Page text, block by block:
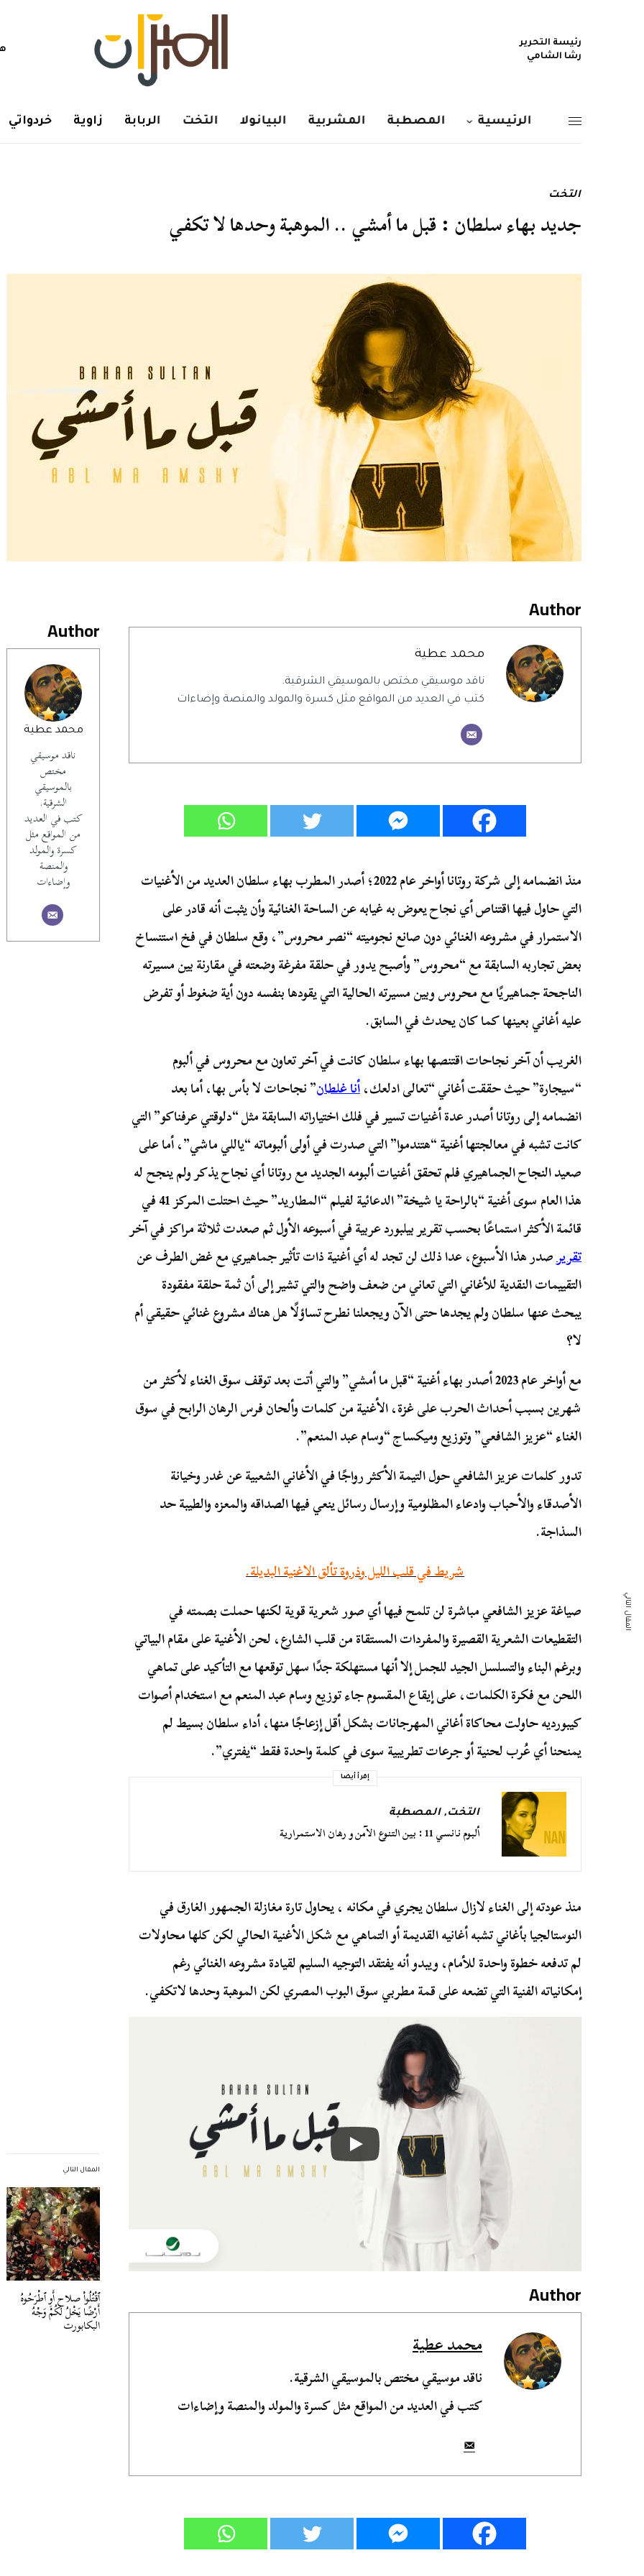
رئيسة التحرير
رشا الشامي
الرئيسية المصطبة المشربية البيانولا التخت الربابة زاوية خردواتي
التخت
جديد بهاء سلطان : قبل ما أمشي .. الموهبة وحدها لا تكفي
Author
محمد عطية
ناقد موسيقي
مختص
بالموسيقي
الشرقية.
كتب في العديد
من المواقع مثل
كسرة والمولد
والمنصة
وإضاءات
المقال التالي
ٱقْتُلُواْ صلاح أَوِ ٱطْرَحُوهُ
أَرْضًا يَخْلُ لَكُمْ وَجْهُ
البكابورت
Author
محمد عطية
ناقد موسيقي مختص بالموسيقي الشرقية.
كتب في العديد من المواقع مثل كسرة والمولد والمنصة وإضاءات
منذ انضمامه إلى شركة روتانا أواخر عام 2022؛ أصدر المطرب بهاء سلطان العديد من الأغنيات
التي حاول فيها اقتناص أي نجاح يعوض به غيابه عن الساحة الغنائية وأن يثبت أنه قادر على
الاستمرار في مشروعه الغنائي دون صانع نجوميته “نصر محروس”، وقع سلطان في فخ استنساخ
بعض تجاربه السابقة مع “محروس” وأصبح يدور في حلقة مفرغة وضعته في مقارنة بين مسيرته
الناجحة جماهيريًا مع محروس وبين مسيرته الحالية التي يقودها بنفسه دون أية ضغوط أو تفرض
عليه أغاني بعينها كما كان يحدث في السابق.
الغريب أن آخر نجاحات اقتنصها بهاء سلطان كانت في آخر تعاون مع محروس في ألبوم
“سيجارة” حيث حققت أغاني “تعالى ادلعك،أنا غلطان” نجاحات لا بأس بها، أما بعد
انضمامه إلى روتانا أصدر عدة أغنيات تسير في فلك اختياراته السابقة مثل “دلوقتي عرفناكو” التي
كانت تشبه في معالجتها أغنية “هتندموا” التي صدرت في أولى ألبوماته “ياللي ماشي”، أما على
صعيد النجاح الجماهيري فلم تحقق أغنيات ألبومه الجديد مع روتانا أي نجاح يذكر ولم ينجح له
هذا العام سوى أغنية “بالراحة يا شيخة” الدعائية لفيلم “المطاريد” حيث احتلت المركز 41 في
قائمة الأكثر استماعًا بحسب تقرير بيلبورد عربية في أسبوعه الأول ثم صعدت ثلاثة مراكز في آخر
تقريرصدر هذا الأسبوع، عدا ذلك لن تجد له أي أغنية ذات تأثير جماهيري مع غض الطرف عن
التقييمات النقدية للأغاني التي تعاني من ضعف واضح والتي تشير إلى أن ثمة حلقة مفقودة
يبحث عنها سلطان ولم يجدها حتى الآن ويجعلنا نطرح تساؤلًا هل هناك مشروع غنائي حقيقي أم
لا؟
مع أواخر عام 2023 أصدر بهاء أغنية “قبل ما أمشي” والتي أتت بعد توقف سوق الغناء لأكثر من
شهرين بسبب أحداث الحرب على غزة، الأغنية من كلمات وألحان فرس الرهان الرابح في سوق
الغناء “عزيز الشافعي” وتوزيع وميكساج “وسام عبد المنعم”.
تدور كلمات عزيز الشافعي حول التيمة الأكثر رواجًا في الأغاني الشعبية عن غدر وخيانة
الأصدقاء والأحباب وادعاء المظلومية وإرسال رسائل ينعي فيها الصداقه والمعزه والطيبة حد
السذاجة.
شريط في قلب الليل وذروة تألق الاغنية البديلة.
صياغة عزيز الشافعي مباشرة لن تلمح فيها أي صور شعرية قوية لكنها حملت بصمته في
التقطيعات الشعرية القصيرة والمفردات المستقاة من قلب الشارع، لحن الأغنية على مقام البياتي
وبرغم البناء والتسلسل الجيد للجمل إلا أنها مستهلكة جدًا سهل توقعها مع التأكيد على تماهي
اللحن مع فكرة الكلمات، على إيقاع المقسوم جاء توزيع وسام عبد المنعم مع استخدام أصوات
كيبورديه حاولت محاكاة أغاني المهرجانات بشكل أقل إزعاجًا منها، أداء سلطان بسيط لم
يمنحنا أي عُرب لحنية أو جرعات تطريبية سوى في كلمة واحدة فقط “يفتري”.
إقرأ أيضا
التخت,المصطبة
ألبوم نانسي 11 : بين التنوع الآمن و رهان الاستمرارية
منذ عودته إلى الغناء لازال سلطان يجري في مكانه ، يحاول تارة مغازلة الجمهور الغارق في
النوستالجيا بأغاني تشبه أغانيه القديمة أو التماهي مع شكل الأغنية الحالي لكن كلها محاولات
لم تدفعه خطوة واحدة للأمام، ويبدو أنه يفتقد التوجيه السليم لقيادة مشروعه الغنائي رغم
إمكانياته الفنية التي تضعه على قمة مطربي سوق البوب المصري لكن الموهبة وحدها لاتكفي.
Author
محمد عطية
ناقد موسيقي مختص بالموسيقي الشرقية.
كتب في العديد من المواقع مثل كسرة والمولد والمنصة وإضاءات
المقال التالي